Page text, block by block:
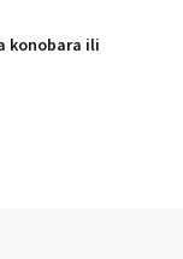
konobara ili